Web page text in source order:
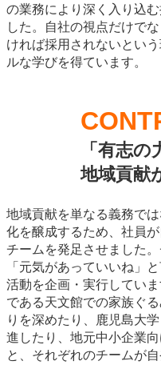
の業務により深く入り込
した。自社の視点だけで
ければ採用されないとい
ルな学びを得ています。
「有志の
地域貢献
地域貢献を単なる義務で
化を醸成するため、社員
チームを発足させました
「元気があっていいね」
活動を企画・実行してい
である天文館での家族ぐ
りを深めたり、鹿児島大
進したり、地元中小企業
と、それぞれのチームが